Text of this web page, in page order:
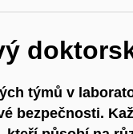
týmů v
bezpečnosti.